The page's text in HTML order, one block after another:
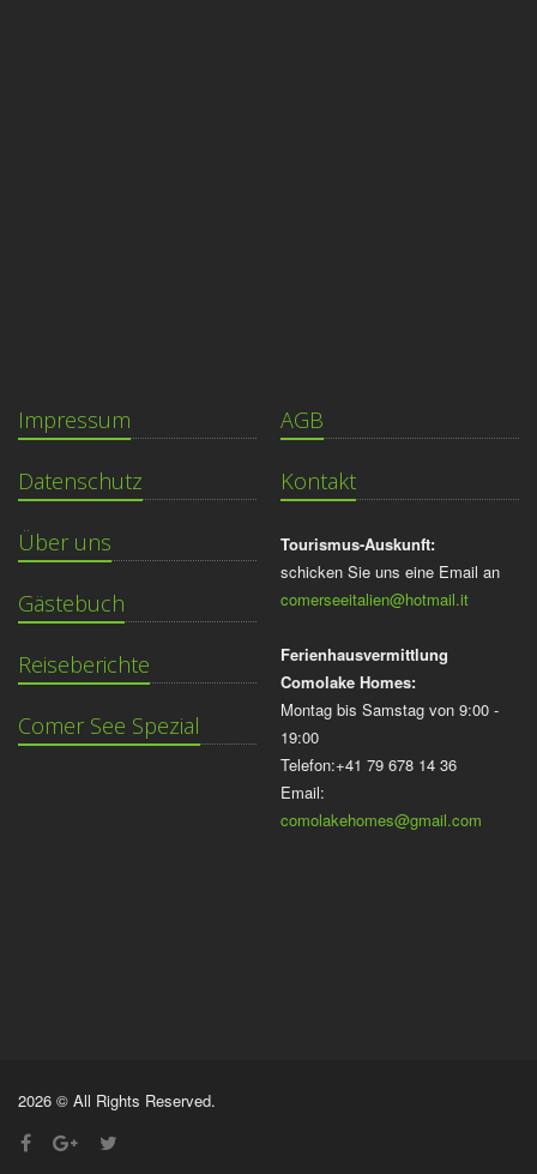
Impressum
Datenschutz
Über uns
Gästebuch
Reiseberichte
Comer See Spezial
AGB
Kontakt
Tourismus-Auskunft:
schicken Sie uns eine Email an
comerseeitalien@hotmail.it
Ferienhausvermittlung
Comolake Homes:
Montag bis Samstag von 9:00 -
19:00
Telefon:+41 79 678 14 36
Email:
comolakehomes@gmail.com
2026 © All Rights Reserved.